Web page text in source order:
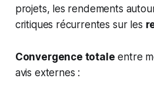
projets, les rendements
critiques récurrentes sur les
Convergence totale entre
avis externes :